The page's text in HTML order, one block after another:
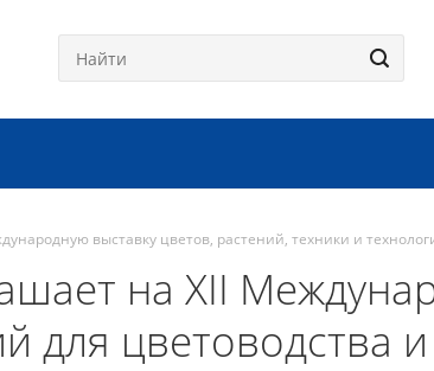
выставку цветов, растений, техники и
на XII
для цветоводства